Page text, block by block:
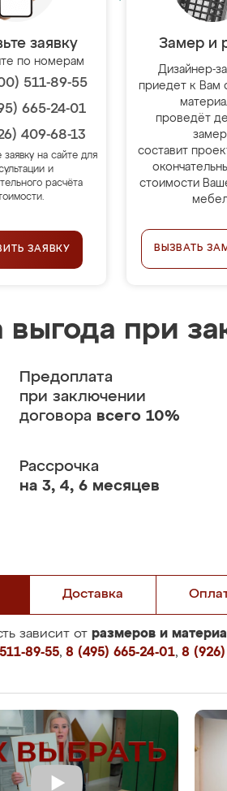
заявку
по номерам
511-89-55
665-24-01
409-68-13
заявку на сайте для
и
расчёта
ЗАЯВКУ
Замер и
Дизайнер-
приедет к Вам
проведёт
составит
стоимости
ВЫЗВАТЬ
выгода при
Предоплата
при заключении
договора всего 10%
Рассрочка
на 3, 4, 6 месяцев
Доставка
зависит от размеров и
89-55, 8 (495) 665-24-01, 8